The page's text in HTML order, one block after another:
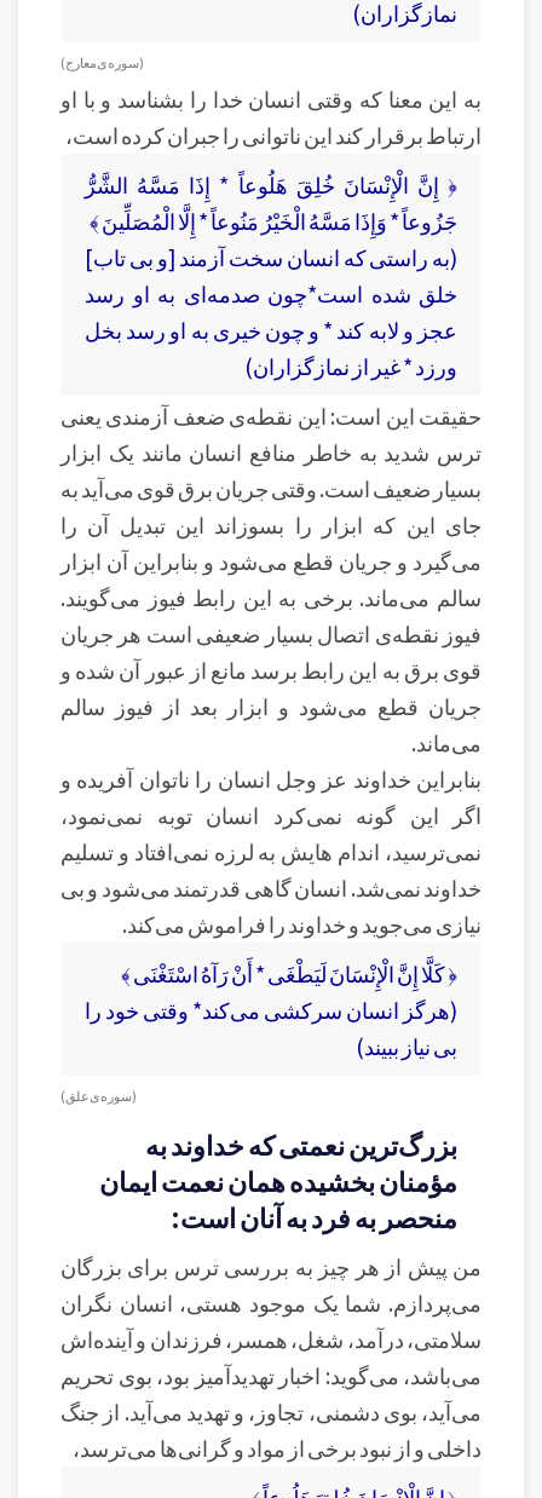
نمازگزاران)
( سوره‌ی معارج )
به این معنا که وقتی انسان خدا را بشناسد و با او
ارتباط برقرار کند این ناتوانی را جبران کرده است،
﴿ إِنَّ الْإِنْسَانَ خُلِقَ هَلُوعاً * إِذَا مَسَّهُ الشَّرُّ
جَزُوعاً * وَإِذَا مَسَّهُ الْخَيْرُ مَنُوعاً * إِلَّا الْمُصَلِّينَ ﴾
(به راستى كه انسان سخت آزمند [و بى‏ تاب]
خلق شده است*چون صدمه‏‌اى به او رسد
عجز و لابه كند * و چون خيرى به او رسد بخل
ورزد * غير از نمازگزاران)
حقیقت این است: این نقطه‌ی ضعف آزمندی یعنی
ترس شدید به خاطر منافع انسان مانند یک ابزار
بسیار ضعیف است. وقتی جریان برق قوی می‌آید به
جای این که ابزار را بسوزاند این تبدیل آن را
می‌گیرد و جریان قطع می‌شود و بنابراین آن ابزار
سالم می‌ماند. برخی به این رابط فیوز می‌گویند.
فیوز نقطه‌ی اتصال بسیار ضعیفی است هر جریان
قوی برق به این رابط برسد مانع از عبور آن شده و
جریان قطع می‌شود و ابزار بعد از فیوز سالم
می‌ماند.
بنابراین خداوند عز وجل انسان را ناتوان آفریده و
اگر این گونه نمی‌کرد انسان توبه نمی‌نمود،
نمی‌ترسید، اندام هایش به لرزه نمی‌افتاد و تسلیم
خداوند نمی‌شد. انسان گاهی قدرتمند می‌شود و بی
نیازی می‌جوید و خداوند را فراموش می‌کند.
﴿ كَلَّا إِنَّ الْإِنْسَانَ لَيَطْغَى * أَنْ رَآهُ اسْتَغْنَى ﴾
(هرگز انسان سرکشی می‌کند* وقتی خود را
بی نیاز ببیند)
( سوره‌ی علق )
بزرگ‌ترین نعمتی که خداوند به
مؤمنان بخشیده همان نعمت ایمان
منحصر به فرد به آنان است:
من پیش از هر چیز به بررسی ترس برای بزرگان
می‌پردازم. شما یک موجود هستی، انسان نگران
سلامتی، درآمد، شغل، همسر، فرزندان و آینده‌اش
می‌باشد، می‌گوید: اخبار تهدیدآمیز بود، بوی تحریم
می‌آید، بوی دشمنی، تجاوز، و تهدید می‌آید. از جنگ
داخلی و از نبود برخی از مواد و گرانی‌ها می‌ترسد،